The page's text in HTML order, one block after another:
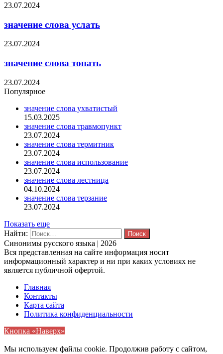
23.07.2024
значение слова услать
23.07.2024
значение слова топать
23.07.2024
Популярное
значение слова ухватистый
15.03.2025
значение слова травмопункт
23.07.2024
значение слова термитник
23.07.2024
значение слова использование
23.07.2024
значение слова лестница
04.10.2024
значение слова терзание
23.07.2024
Показать еще
Найти:
Синонимы русского языка | 2026
Вся представленная на сайте информация носит
информационный характер и ни при каких условиях не
является публичной офертой.
Главная
Контакты
Карта сайта
Политика конфиденциальности
Кнопка «Наверх»
Мы используем файлы cookie. Продолжив работу с сайтом,